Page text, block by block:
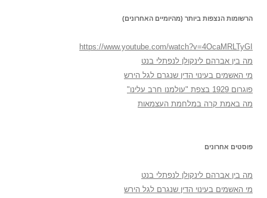
הרשומות הנצפות ביותר (מהיומיים האחרונים)
https://www.youtube.com/watch?v=4OcaMRLTyGI
מה בין אברהם לינקולן לנפתלי בנט
מי האשמים בעינוי הדין שנגרם לגל הירש
פוגרום 1929 בצפת "עולמנו חרב עלינו"
מה באמת קרה במלחמת העצמאות
פוסטים אחרונים
מה בין אברהם לינקולן לנפתלי בנט
מי האשמים בעינוי הדין שנגרם לגל הירש